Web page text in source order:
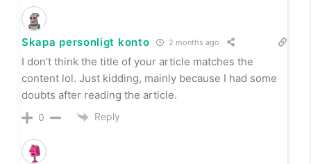
Skapa personligt konto 2 months ago
I don’t think the title of your article matches the
content lol. Just kidding, mainly because I had some
doubts after reading the article.
0 Reply